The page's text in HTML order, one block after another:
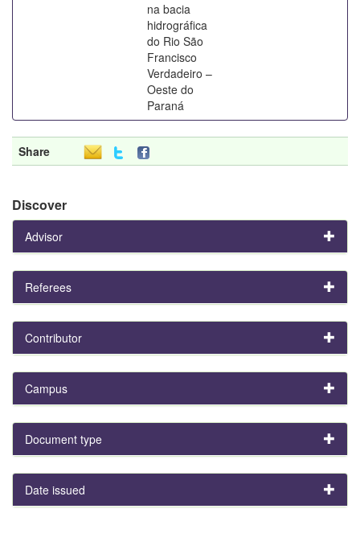
na bacia
hidrográfica
do Rio São
Francisco
Verdadeiro –
Oeste do
Paraná
Share
Discover
Advisor
Referees
Contributor
Campus
Document type
Date issued